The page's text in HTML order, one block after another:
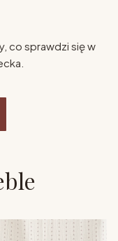
co sprawdzi się w